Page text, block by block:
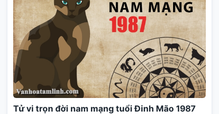
Tử vi trọn đời nam mạng tuổi Đinh Mão 1987